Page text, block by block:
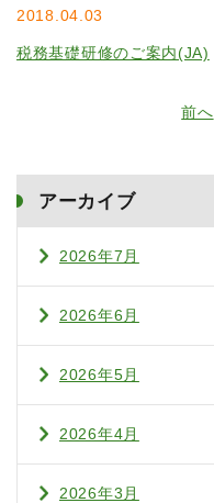
2018.04.03
税務基礎研修のご案内(JA)
前へ
アーカイブ
2026年7月
2026年6月
2026年5月
2026年4月
2026年3月